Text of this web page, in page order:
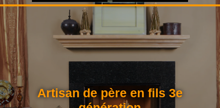
Artisan de père en fils 3e